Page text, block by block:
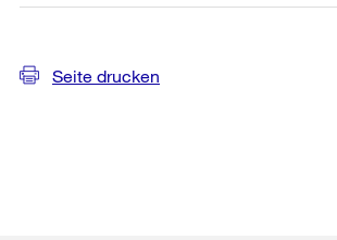
Seite drucken